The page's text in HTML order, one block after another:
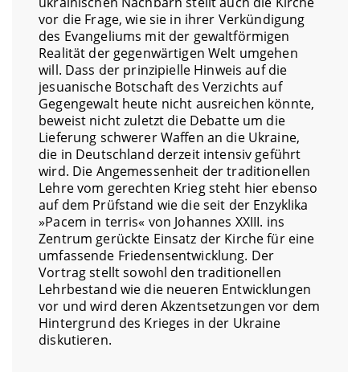
vor die Frage, wie sie in ihrer Verkündigung
des Evangeliums mit der gewaltförmigen
Realität der gegenwärtigen Welt umgehen
will. Dass der prinzipielle Hinweis auf die
jesuanische Botschaft des Verzichts auf
Gegengewalt heute nicht ausreichen könnte,
beweist nicht zuletzt die Debatte um die
Lieferung schwerer Waffen an die Ukraine,
die in Deutschland derzeit intensiv geführt
wird. Die Angemessenheit der traditionellen
Lehre vom gerechten Krieg steht hier ebenso
auf dem Prüfstand wie die seit der Enzyklika
»Pacem in terris« von Johannes XXIII. ins
Zentrum gerückte Einsatz der Kirche für eine
umfassende Friedensentwicklung. Der
Vortrag stellt sowohl den traditionellen
Lehrbestand wie die neueren Entwicklungen
vor und wird deren Akzentsetzungen vor dem
Hintergrund des Krieges in der Ukraine
diskutieren.